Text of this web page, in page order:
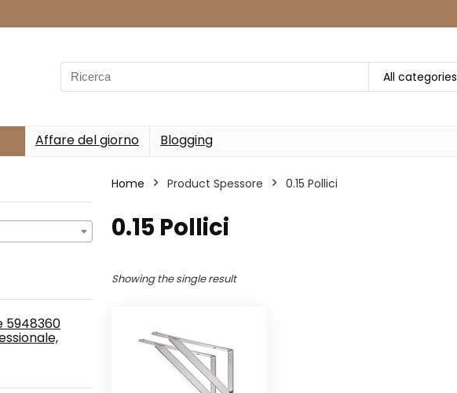
Search
for:
All categories
Affare del giorno Blogging
5948360
Home Product Spessore ‎0.15 Pollici
‎0.15 Pollici
Showing the single result